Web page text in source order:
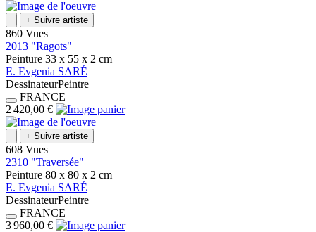
+ Suivre artiste
860 Vues
2013 "Ragots"
Peinture 33 x 55 x 2 cm
E. Evgenia SARÉ
DessinateurPeintre
FRANCE
2 420,00 €
+ Suivre artiste
608 Vues
2310 "Traversée"
Peinture 80 x 80 x 2 cm
E. Evgenia SARÉ
DessinateurPeintre
FRANCE
3 960,00 €